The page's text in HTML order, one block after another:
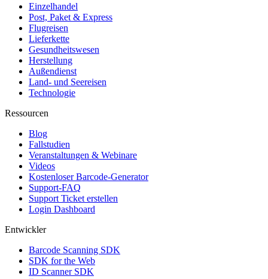
Einzelhandel
Post, Paket & Express
Flugreisen
Lieferkette
Gesundheitswesen
Herstellung
Außendienst
Land- und Seereisen
Technologie
Ressourcen
Blog
Fallstudien
Veranstaltungen & Webinare
Videos
Kostenloser Barcode-Generator
Support-FAQ
Support Ticket erstellen
Login Dashboard
Entwickler
Barcode Scanning SDK
SDK for the Web
ID Scanner SDK